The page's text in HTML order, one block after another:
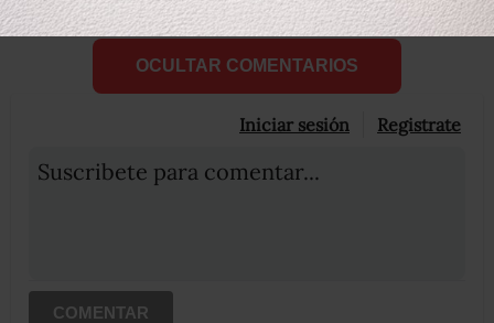
OCULTAR COMENTARIOS
Iniciar sesión Registrate
Suscribete para comentar...
COMENTAR